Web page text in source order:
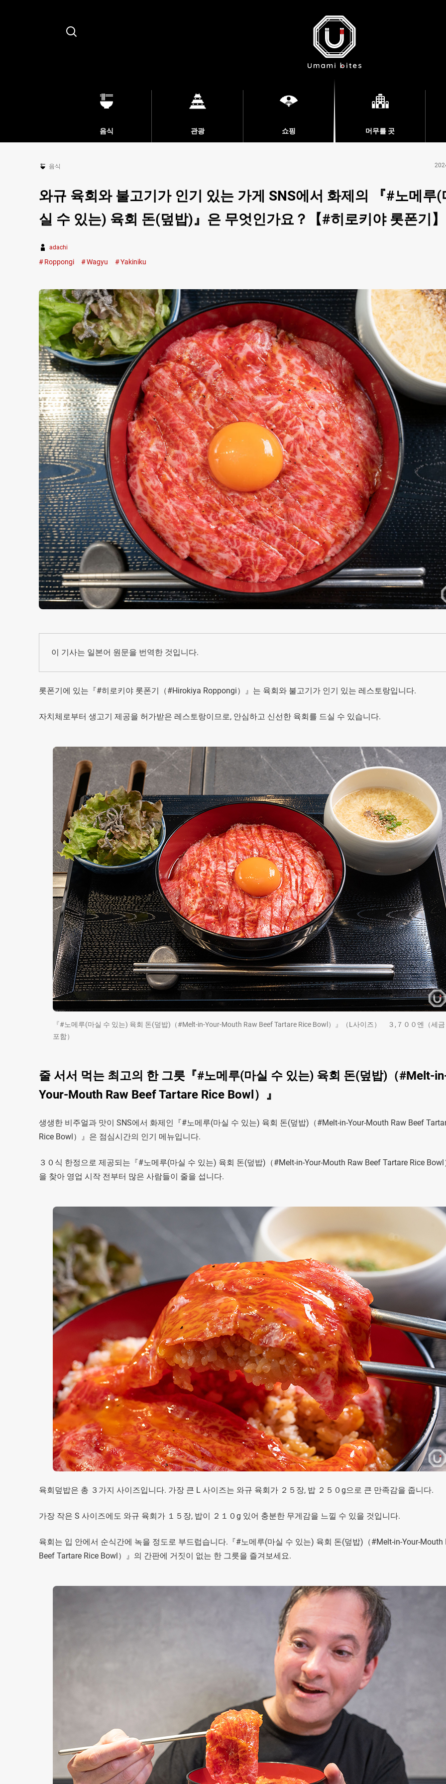
Search
음식 관광 쇼핑 머무를 곳
음식
와규 육회와 불고기가 인기 있는 가게 SNS에서 화제의 『#노메루(
실 수 있는) 육회 돈(덮밥)』은 무엇인가요？【#히로키야 롯폰기】
adachi
Roppongi Wagyu Yakiniku
이 기사는 일본어 원문을 번역한 것입니다.
롯폰기에 있는『#히로키야 롯폰기（#Hirokiya Roppongi）』는 육회와 불고기가 인기 있는 레스토랑입니다.
자치체로부터 생고기 제공을 허가받은 레스토랑이므로, 안심하고 신선한 육회를 드실 수 있습니다.
『#노메루(마실 수 있는) 육회 돈(덮밥)（#Melt-in-Your-Mouth Raw Beef Tartare Rice Bowl）』（L사이즈） ３,７００엔（세금
포함）
줄 서서 먹는 최고의 한 그릇『#노메루(마실 수 있는) 육회 돈(덮밥)（#Melt-
Your-Mouth Raw Beef Tartare Rice Bowl）』
생생한 비주얼과 맛이 SNS에서 화제인『#노메루(마실 수 있는) 육회 돈(덮밥)（#Melt-in-Your-Mouth Raw Beef
Rice Bowl）』은 점심시간의 인기 메뉴입니다.
３０식 한정으로 제공되는『#노메루(마실 수 있는) 육회 돈(덮밥)（#Melt-in-Your-Mouth Raw Beef Tartare Rice
을 찾아 영업 시작 전부터 많은 사람들이 줄을 섭니다.
육회덮밥은 총 ３가지 사이즈입니다. 가장 큰 L 사이즈는 와규 육회가 ２５장, 밥 ２５０g으로 큰 만족감을 줍니다.
가장 작은 S 사이즈에도 와규 육회가 １５장, 밥이 ２１０g 있어 충분한 무게감을 느낄 수 있을 것입니다.
육회는 입 안에서 순식간에 녹을 정도로 부드럽습니다.『#노메루(마실 수 있는) 육회 돈(덮밥)（#Melt-in-Your-Mouth
Beef Tartare Rice Bowl）』의 간판에 거짓이 없는 한 그릇을 즐겨보세요.